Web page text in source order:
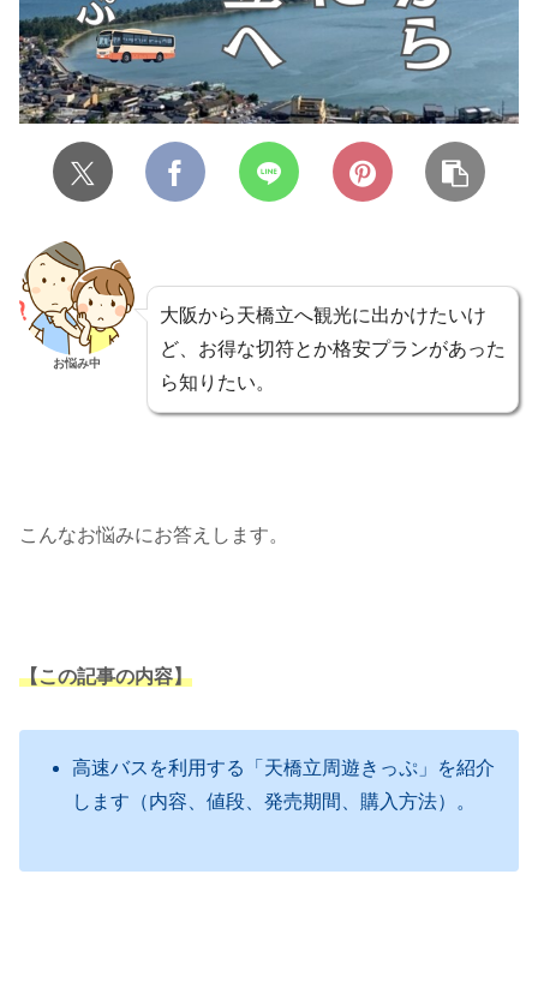
お悩み中
大阪から天橋立へ観光に出かけたいけ
ど、お得な切符とか格安プランがあった
ら知りたい。
こんなお悩みにお答えします。
【この記事の内容】
高速バスを利用する「天橋立周遊きっぷ」を紹介
します（内容、値段、発売期間、購入方法）。